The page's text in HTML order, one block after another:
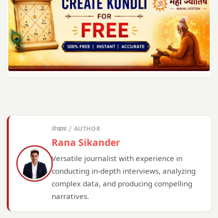
लेखक / AUTHOR
Rana Sikander
Versatile journalist with experience in
conducting in-depth interviews, analyzing
complex data, and producing compelling
narratives.